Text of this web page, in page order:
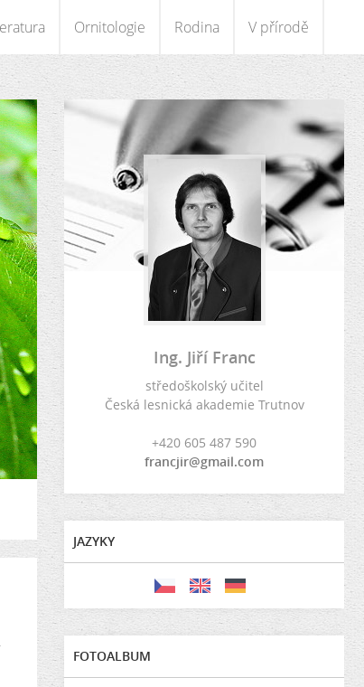
Ornitologie Rodina V přírodě
Ing. Jiří Franc
středoškolský učitel
Česká lesnická akademie Trutnov
+420 605 487 590
francjir@gmail.com
JAZYKY
FOTOALBUM